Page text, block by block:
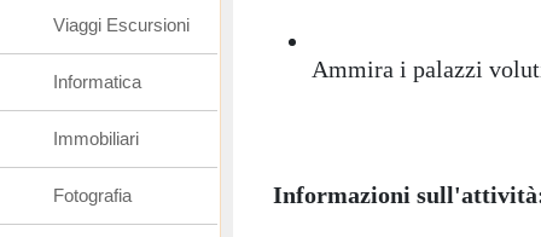
Ammira i palazzi
Informazioni
Viaggi Escursioni
Informatica
Immobiliari
Fotografia